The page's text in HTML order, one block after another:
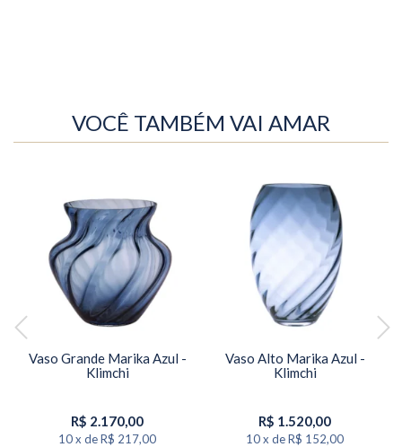
VOCÊ TAMBÉM VAI AMAR
Vaso Grande Marika Azul -
Klimchi
R$ 2.170,00
10x deR$ 217,00
Vaso Alto Marika Azul -
Klimchi
R$ 1.520,00
10x deR$ 152,00